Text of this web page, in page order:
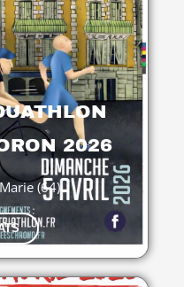
2026
(64)